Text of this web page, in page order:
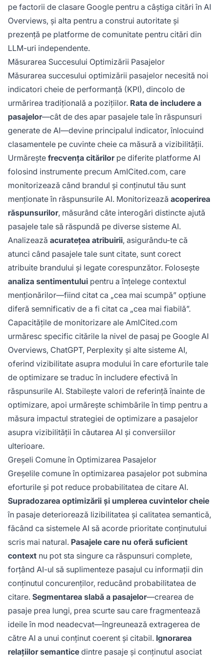
pe factorii de clasare Google pentru a câștiga citări în AI
Overviews, și alta pentru a construi autoritate și
prezență pe platforme de comunitate pentru citări din
LLM-uri independente.
Măsurarea Succesului Optimizării Pasajelor
Măsurarea succesului optimizării pasajelor necesită noi
indicatori cheie de performanță (KPI), dincolo de
urmărirea tradițională a pozițiilor. Rata de includere a
pasajelor—cât de des apar pasajele tale în răspunsuri
generate de AI—devine principalul indicator, înlocuind
clasamentele pe cuvinte cheie ca măsură a vizibilității.
Urmărește frecvența citărilorpe diferite platforme AI
folosind instrumente precum AmICited.com, care
monitorizează când brandul și conținutul tău sunt
menționate în răspunsurile AI. Monitorizează acoperirea
răspunsurilor, măsurând câte interogări distincte ajută
pasajele tale să răspundă pe diverse sisteme AI.
Analizează acuratețea atribuirii, asigurându-te că
atunci când pasajele tale sunt citate, sunt corect
atribuite brandului și legate corespunzător. Folosește
analiza sentimentului pentru a înțelege contextul
menționărilor—fiind citat ca „cea mai scumpă” opțiune
diferă semnificativ de a fi citat ca „cea mai fiabilă”.
Capacitățile de monitorizare ale AmICited.com
urmăresc specific citările la nivel de pasaj pe Google AI
Overviews, ChatGPT, Perplexity și alte sisteme AI,
oferind vizibilitate asupra modului în care eforturile tale
de optimizare se traduc în includere efectivă în
răspunsurile AI. Stabilește valori de referință înainte de
optimizare, apoi urmărește schimbările în timp pentru a
măsura impactul strategiei de optimizare a pasajelor
asupra vizibilității în căutarea AI și conversiilor
ulterioare.
Greșeli Comune în Optimizarea Pasajelor
Greșelile comune în optimizarea pasajelor pot submina
eforturile și pot reduce probabilitatea de citare AI.
Supradozarea optimizării și umplerea cuvintelor cheie
în pasaje deteriorează lizibilitatea și calitatea semantică,
făcând ca sistemele AI să acorde prioritate conținutului
scris mai natural. Pasajele care nu oferă suficient
context nu pot sta singure ca răspunsuri complete,
forțând AI-ul să suplimenteze pasajul cu informații din
conținutul concurenților, reducând probabilitatea de
citare. Segmentarea slabă a pasajelor—crearea de
pasaje prea lungi, prea scurte sau care fragmentează
ideile în mod neadecvat—îngreunează extragerea de
către AI a unui conținut coerent și citabil. Ignorarea
relațiilor semantice dintre pasaje și conținutul asociat